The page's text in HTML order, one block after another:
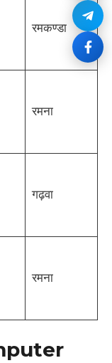
रमकण्डा
रमना
गढ़वा
रमना